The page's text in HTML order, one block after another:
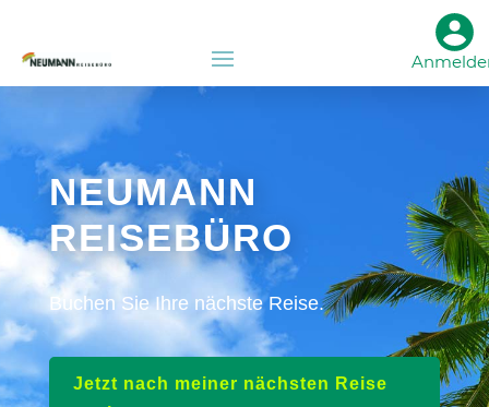
NEUMANN
REISEBÜRO
Buchen Sie Ihre nächste Reise.
Jetzt nach meiner nächsten Reise